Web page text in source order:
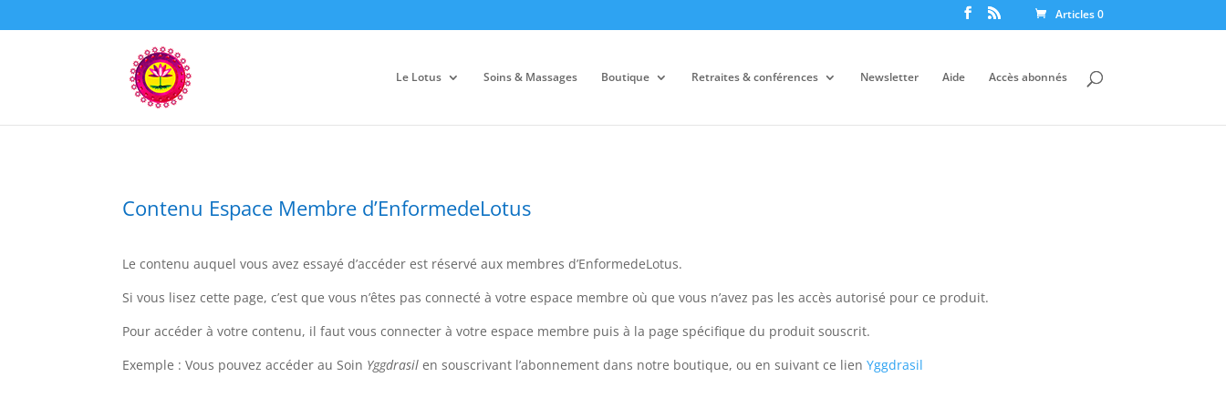
Articles 0
Le Lotus Soins & Massages Boutique Retraites & conférences Newsletter Aide Accès abonnés
Contenu Espace Membre d’EnformedeLotus
Le contenu auquel vous avez essayé d’accéder est réservé aux membres d’EnformedeLotus.
Si vous lisez cette page, c’est que vous n’êtes pas connecté à votre espace membre où que vous n’avez pas les accès autorisé pour ce produit.
Pour accéder à votre contenu, il faut vous connecter à votre espace membre puis à la page spécifique du produit souscrit.
Exemple : Vous pouvez accéder au Soin Yggdrasil en souscrivant l’abonnement dans notre boutique, ou en suivant ce lienYggdrasil